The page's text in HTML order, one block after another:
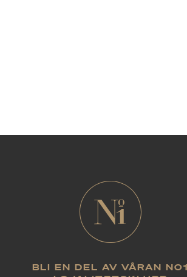
BLI EN DEL AV VÅRAN NO1